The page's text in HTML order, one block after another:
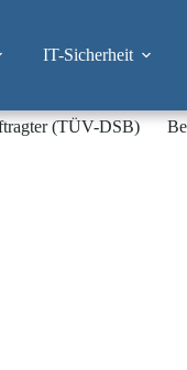
IT-Sicherheit
(TÜV-DSB)